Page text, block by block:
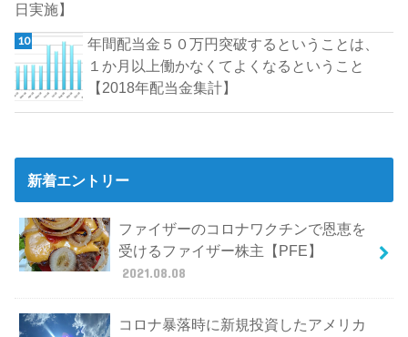
日実施】
年間配当金５０万円突破するということは、
１か月以上働かなくてよくなるということ
【2018年配当金集計】
新着エントリー
ファイザーのコロナワクチンで恩恵を
受けるファイザー株主【PFE】
2021.08.08
コロナ暴落時に新規投資したアメリカ